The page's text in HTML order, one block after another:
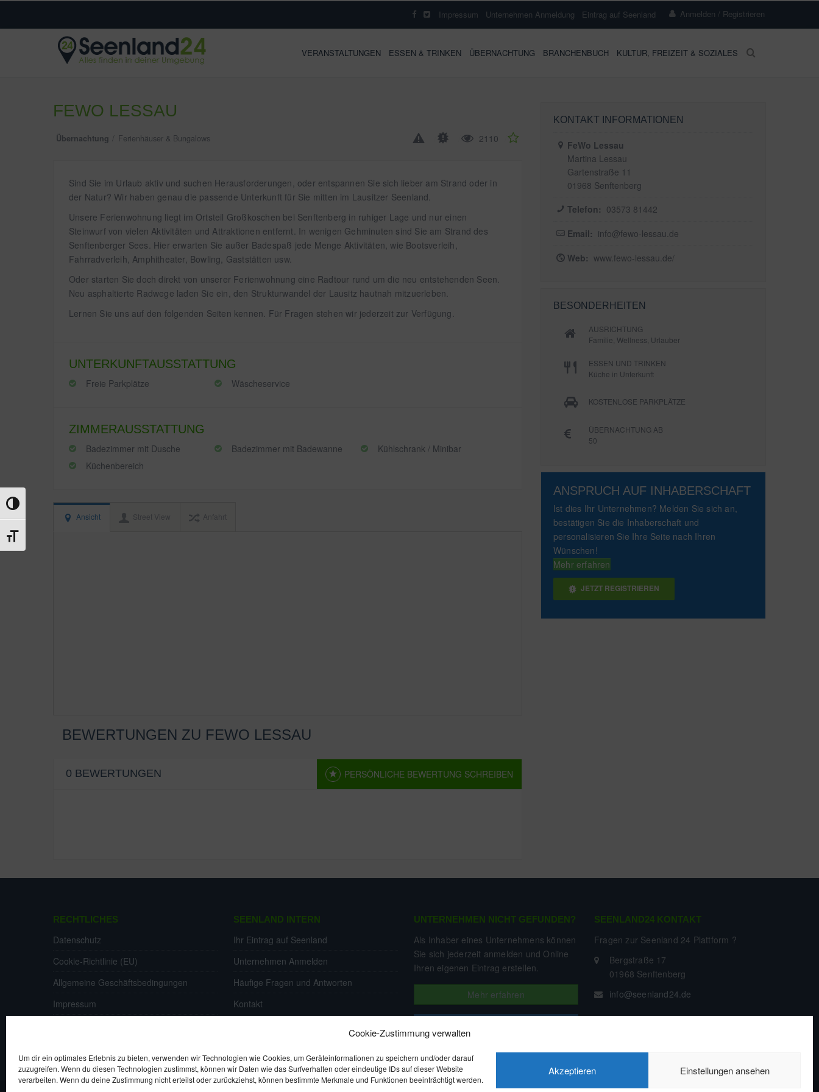
Cookie-Zustimmung verwalten
Um dir ein optimales Erlebnis zu bieten, verwenden wir Technologien wie Cookies, um Geräteinformationen zu speichern und/oder darauf
zuzugreifen. Wenn du diesen Technologien zustimmst, können wir Daten wie das Surfverhalten oder eindeutige IDs auf dieser Website
verarbeiten. Wenn du deine Zustimmung nicht erteilst oder zurückziehst, können bestimmte Merkmale und Funktionen beeinträchtigt werden.
Akzeptieren Einstellungen ansehen
Umschalten auf hohe Kontraste
Schrift vergrößern
Anmelden / Registrieren
Eintrag auf Seenland
Unternehmen Anmeldung
Impressum
VERANSTALTUNGEN ESSEN & TRINKEN ÜBERNACHTUNG BRANCHENBUCH KULTUR, FREIZEIT & SOZIALES
FEWO LESSAU
Übernachtung Ferienhäuser & Bungalows 2110
Sind Sie im Urlaub aktiv und suchen Herausforderungen, oder entspannen Sie sich lieber am Strand oder in
der Natur? Wir haben genau die passende Unterkunft für Sie mitten im Lausitzer Seenland.
Unsere Ferienwohnung liegt im Ortsteil Großkoschen bei Senftenberg in ruhiger Lage und nur einen
Steinwurf von vielen Aktivitäten und Attraktionen entfernt. In wenigen Gehminuten sind Sie am Strand des
Senftenberger Sees. Hier erwarten Sie außer Badespaß jede Menge Aktivitäten, wie Bootsverleih,
Fahrradverleih, Amphitheater, Bowling, Gaststätten usw.
Oder starten Sie doch direkt von unserer Ferienwohnung eine Radtour rund um die neu entstehenden Seen.
Neu asphaltierte Radwege laden Sie ein, den Strukturwandel der Lausitz hautnah mitzuerleben.
Lernen Sie uns auf den folgenden Seiten kennen. Für Fragen stehen wir jederzeit zur Verfügung.
UNTERKUNFTAUSSTATTUNG
Freie Parkplätze Wäscheservice
ZIMMERAUSSTATTUNG
Badezimmer mit Dusche Badezimmer mit Badewanne
Kühlschrank / Minibar
Küchenbereich
Ansicht Street View Anfahrt
BEWERTUNGEN ZU FEWO LESSAU
0 BEWERTUNGEN PERSÖNLICHE BEWERTUNG SCHREIBEN
KONTAKT INFORMATIONEN
FeWo Lessau
Martina Lessau
Gartenstraße 11
01968 Senftenberg
Telefon: 03573 81442
Email: info@fewo-lessau.de
Web: www.fewo-lessau.de/
BESONDERHEITEN
AUSRICHTUNG
Familie, Wellness, Urlauber
ESSEN UND TRINKEN
Küche in Unterkunft
KOSTENLOSE PARKPLÄTZE
ÜBERNACHTUNG AB
50
ANSPRUCH AUF INHABERSCHAFT
Ist dies Ihr Unternehmen? Melden Sie sich an,
bestätigen Sie die Inhaberschaft und
personalisieren Sie Ihre Seite nach Ihren
Wünschen!
Mehr erfahren
JETZT REGISTRIEREN
RECHTLICHES
Datenschutz
Cookie-Richtlinie (EU)
Allgemeine Geschäftsbedingungen
Impressum
SEENLAND INTERN
Ihr Eintrag auf Seenland
Unternehmen Anmelden
Häufige Fragen und Antworten
Kontakt
UNTERNEHMEN NICHT GEFUNDEN?
Als Inhaber eines Unternehmens können
Sie sich jederzeit anmelden und Online
Ihren eigenen Eintrag erstellen.
Mehr erfahren
SEENLAND24 KONTAKT
Fragen zur Seenland 24 Plattform ?
Bergstraße 17
01968 Senftenberg
info@seenland24.de